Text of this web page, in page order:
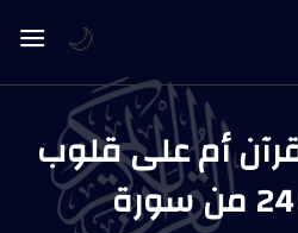
أم على قلوب
أقفالها | الآية 24 من سورة
🌙